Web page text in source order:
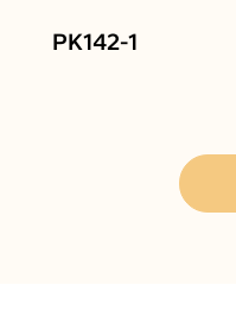
PK142-1